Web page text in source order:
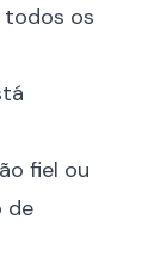
os
fiel ou
de